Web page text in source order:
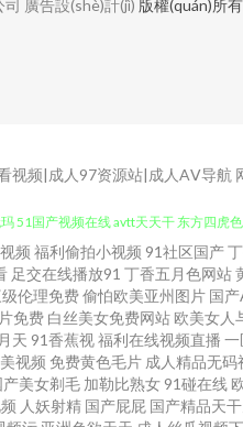
司 廣告設(shè)計(jì) 版權(quán)所有
视频|成人97资源站|成人AⅤ导航
州综合幕 91视频97 爱豆视频 国产麻
国产视频在线 avtt天天干 东方四虎
人三 91精品视频蓝莓 日本一级影片
频 福利偷拍小视频 91社区国产
足交在线播放91 丁香五月色网站
伦理免费偷怕欧美亚州图片 国
免费 白丝美女免费网站 欧美女人
天 91香蕉视福利在线视频直播 一
视频 免费黄色毛片 成人精品无码
产美女剃毛 加勒比熟女 91碰在线
人妖射精 国产屁屁 国产精品天